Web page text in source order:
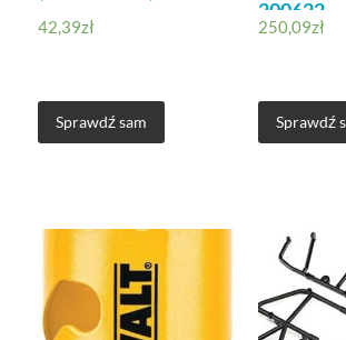
42,39zł
Sprawdź sam
200622
250,09zł
Sprawdź